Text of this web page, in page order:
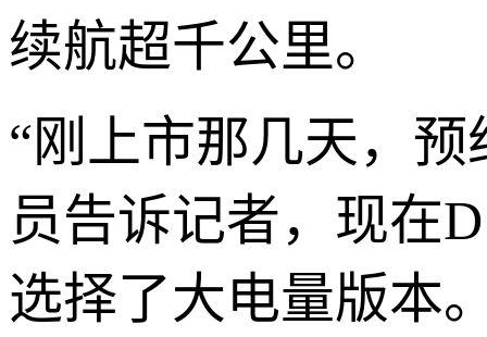
续航超千公里。
“刚上市那几天，
员告诉记者，现在
选择了大电量版本